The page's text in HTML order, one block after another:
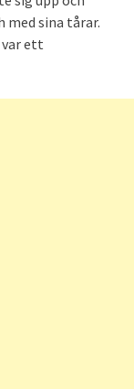
med sina tårar.
ett